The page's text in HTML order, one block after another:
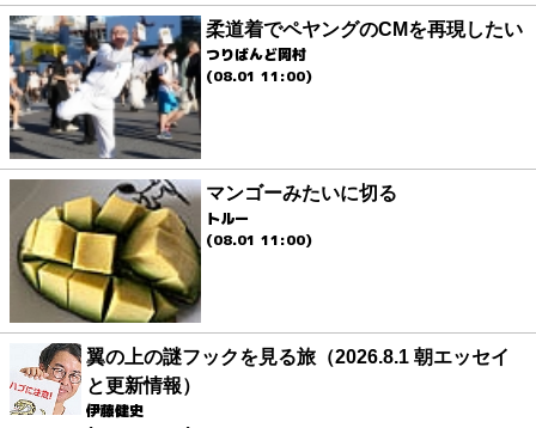
柔道着でペヤングのCMを再現したい
つりばんど岡村
(08.01 11:00)
マンゴーみたいに切る
トルー
(08.01 11:00)
翼の上の謎フックを見る旅（2026.8.1 朝エッセイ
と更新情報）
伊藤健史